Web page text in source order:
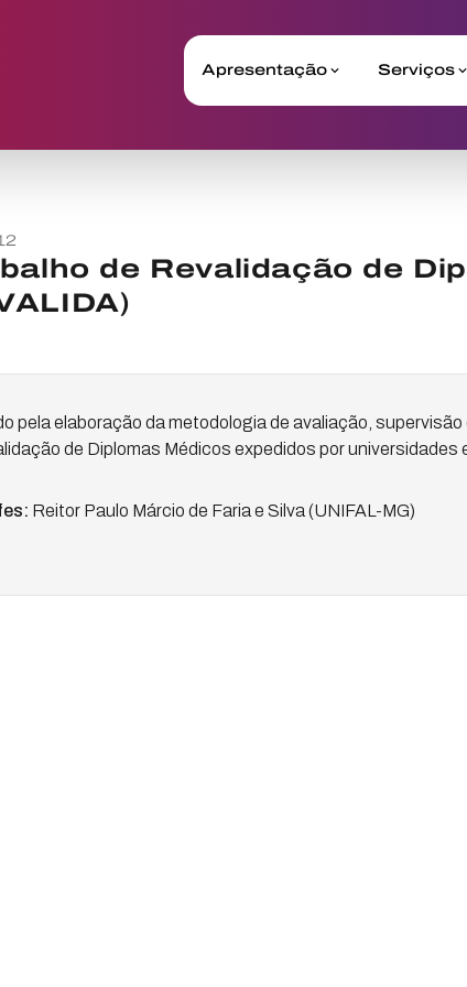
Apresentação Serviços
de Revalidação de
pela elaboração da metodologia de avaliação,
de Diplomas Médicos expedidos por universidades
Reitor Paulo Márcio de Faria e Silva (UNIFAL-MG)